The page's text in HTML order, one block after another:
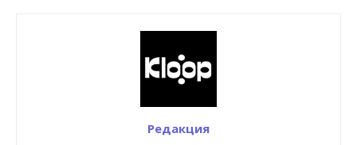
Редакция